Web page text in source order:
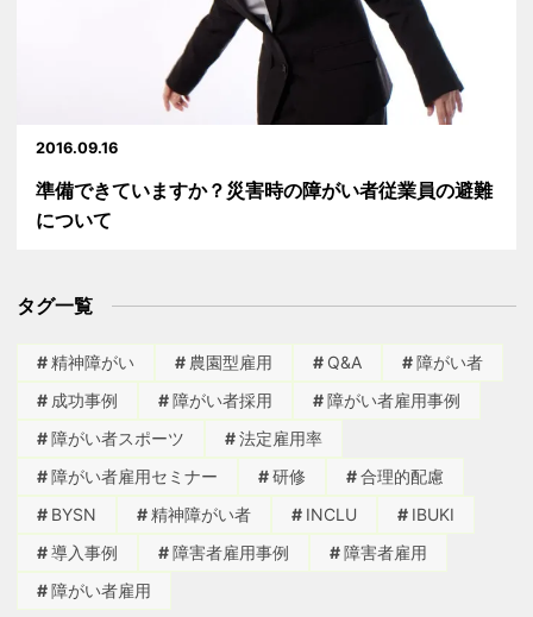
2016.09.16
準備できていますか？災害時の障がい者従業員の避難
について
タグ一覧
精神障がい 農園型雇用 Q&A
障がい者
成功事例
障がい者採用
障がい者雇用事例
障がい者スポーツ
法定雇用率
障がい者雇用セミナー
研修
合理的配慮
BYSN
精神障がい者 INCLU
IBUKI
導入事例
障害者雇用事例
障害者雇用
障がい者雇用